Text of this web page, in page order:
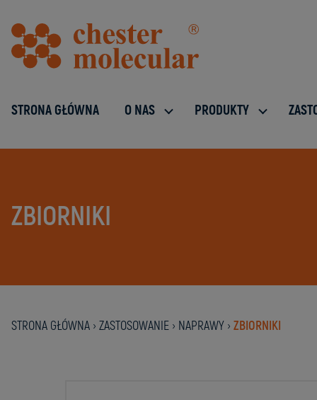
STRONA GŁÓWNA O NAS PRODUKTY
ZBIORNIKI
STRONA GŁÓWNA › ZASTOSOWANIE › NAPRAWY › ZBIORNIKI